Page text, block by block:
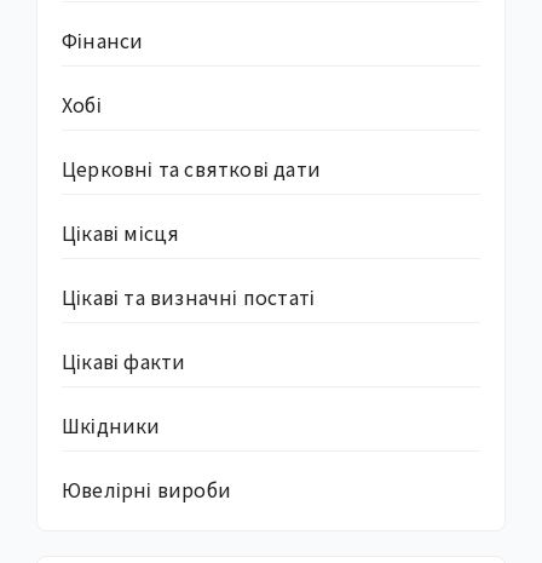
Фінанси
Хобі
Церковні та святкові дати
Цікаві місця
Цікаві та визначні постаті
Цікаві факти
Шкідники
Ювелірні вироби